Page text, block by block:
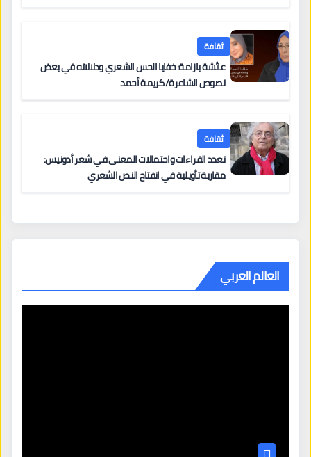
ثقافة
عائشة بازامة: خفايا الحس الشعري ودلالاته في بعض
نصوص الشاعرة/ كريمة أحمد
ثقافة
تعدد القراءات واحتمالات المعنى في شعر أدونيس:
مقاربة تأويلية في انفتاح النص الشعري
العالم العربي